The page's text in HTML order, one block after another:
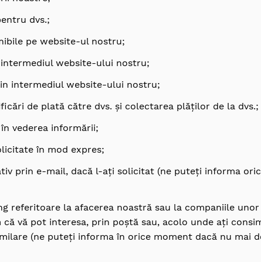
dvs.;
pe website-ul nostru;
website-ului nostru;
intermediul website-ului nostru;
de plată către dvs. și colectarea plăților de la dvs.;
vederea informării;
în mod expres;
prin e-mail, dacă l-ați solicitat (ne puteți informa
referitoare la afacerea noastră sau la companiile
vă pot interesa, prin poștă sau, acolo unde ați
(ne puteți informa în orice moment dacă nu mai